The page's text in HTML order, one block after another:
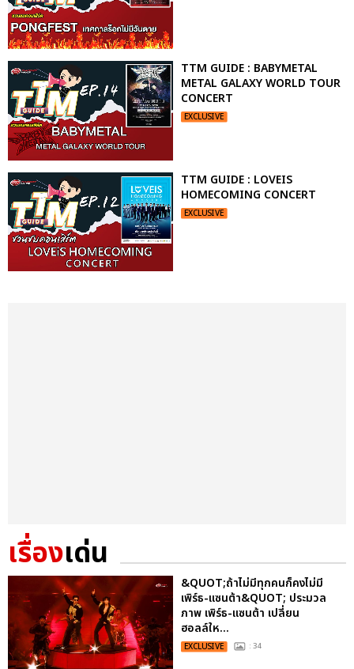
TTM GUIDE : BABYMETAL
METAL GALAXY WORLD TOUR
CONCERT
EXCLUSIVE
TTM GUIDE : LOVEIS
HOMECOMING CONCERT
EXCLUSIVE
เรื่องเด่น
&QUOT;ถ้าไม่มีทุกคนก็คงไม่มี
เพิร์ธ-แซนต้า&QUOT; ประมวล
ภาพ เพิร์ธ-แซนต้า เปลี่ยน
ฮอลล์ให...
EXCLUSIVE : 34